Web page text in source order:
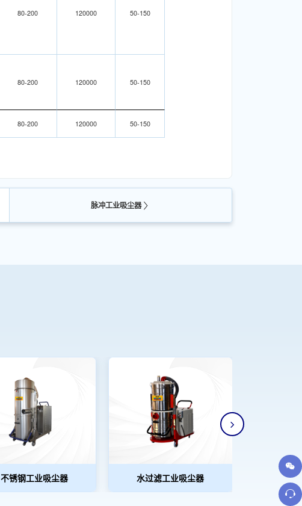
80-200 120000 50-150
80-200
120000
50-150
80-200 120000 50-150
脉冲工业吸尘器
不锈钢工业吸尘器 水过滤工业吸尘器 电瓶